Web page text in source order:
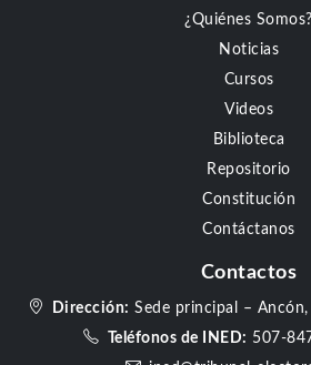
¿Quiénes Somos?
Noticias
Cursos
Videos
Biblioteca
Repositorio
Constitución
Contáctanos
Contactos
Dirección: Sede principal –
Teléfonos de INED: 507-